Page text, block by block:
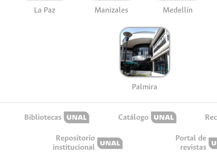
La Paz Manizales Medellín
Palmira
Bibliotecas Catálogo
Repositorio
institucional
Portal de
revistas